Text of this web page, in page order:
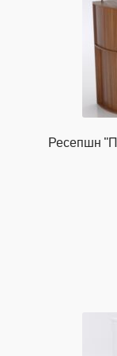
Ресепшн